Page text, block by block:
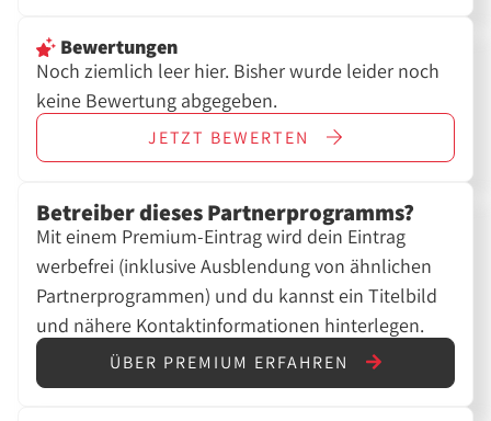
Bewertungen
Noch ziemlich leer hier. Bisher wurde leider noch
keine Bewertung abgegeben.
JETZT BEWERTEN
Betreiber dieses Partnerprogramms?
Mit einem Premium-Eintrag wird dein Eintrag
werbefrei (inklusive Ausblendung von ähnlichen
Partnerprogrammen) und du kannst ein Titelbild
und nähere Kontaktinformationen hinterlegen.
ÜBER PREMIUM ERFAHREN